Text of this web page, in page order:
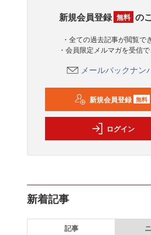
新規会員登録 無料 の
・全ての過去記事が閲覧で
・会員限定メルマガを受信
メールバックナン
新規会員登録 無料
ログイン
新着記事
記事